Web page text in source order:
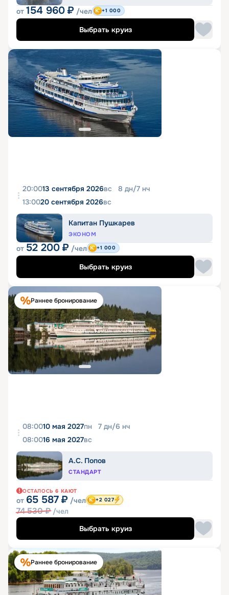
от 154 960 ₽ /чел +1 000
Выбрать круиз
20:0013 сентября 2026вс 8 дн/7 нч
13:0020 сентября 2026вс
Капитан Пушкарев
ЭКОНОМ
от 52 200 ₽ /чел +1 000
Выбрать круиз
Раннее бронирование
08:0010 мая 2027пн 7 дн/6 нч
08:0016 мая 2027вс
А.С. Попов
СТАНДАРТ
ОСТАЛОСЬ 6 КАЮТ
от 65 587 ₽ /чел
74 530₽ /чел
+2 027
Выбрать круиз
Раннее бронирование